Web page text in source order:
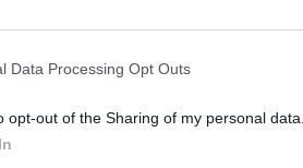
Data Processing Opt Outs
opt-out of the Sharing of my personal data.
να συνδέει την
αλλά και παράλληλα,
το εξωτερικό, ζητούμε την
των πολιτικών
διαδικασιών αεροπορικής